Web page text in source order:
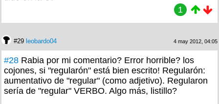
1
#29 leobardo04 4 may 2012, 04:05
#28 Rabia por mi comentario? Error horrible? los
cojones, si "regularón" está bien escrito! Regularón:
aumentativo de "regular" (como adjetivo). Regularon
sería de "regular" VERBO. Algo más, listillo?